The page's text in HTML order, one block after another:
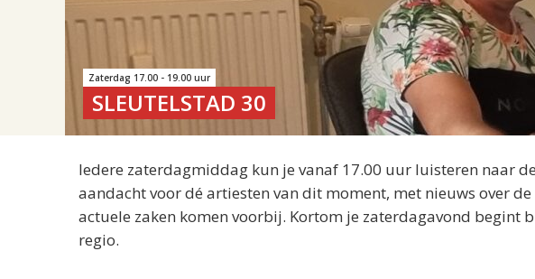
Zaterdag 17.00 - 19.00 uur
SLEUTELSTAD 30
Iedere zaterdagmiddag kun je vanaf 17.00 uur luisteren naar
aandacht voor dé artiesten van dit moment, met nieuws over
actuele zaken komen voorbij. Kortom je zaterdagavond begint
regio.